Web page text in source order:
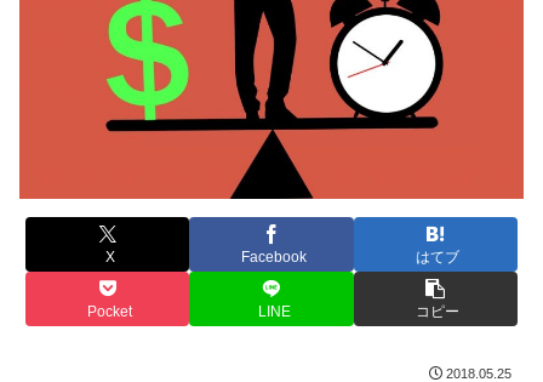
X Facebook はてブ
Pocket LINE コピー
2018.05.25